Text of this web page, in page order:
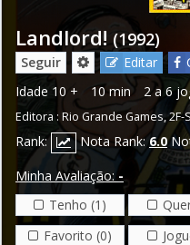
Landlord! (1992)
Seguir Editar
Idade 10 + 10 min 2 a 6
Editora : Rio Grande Games,2F-
Rank: Nota Rank: 6.0
Minha Avaliação: -
Tenho (1)
Favorito (0)